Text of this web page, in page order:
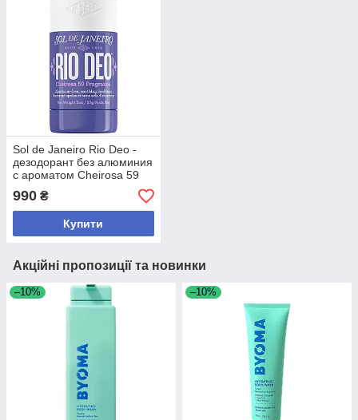
Sol de Janeiro Rio Deo -
дезодорант без алюминия
с ароматом Cheirosa 59
990 ₴
Купити
Акційні пропозиції та новинки
–10% –10%